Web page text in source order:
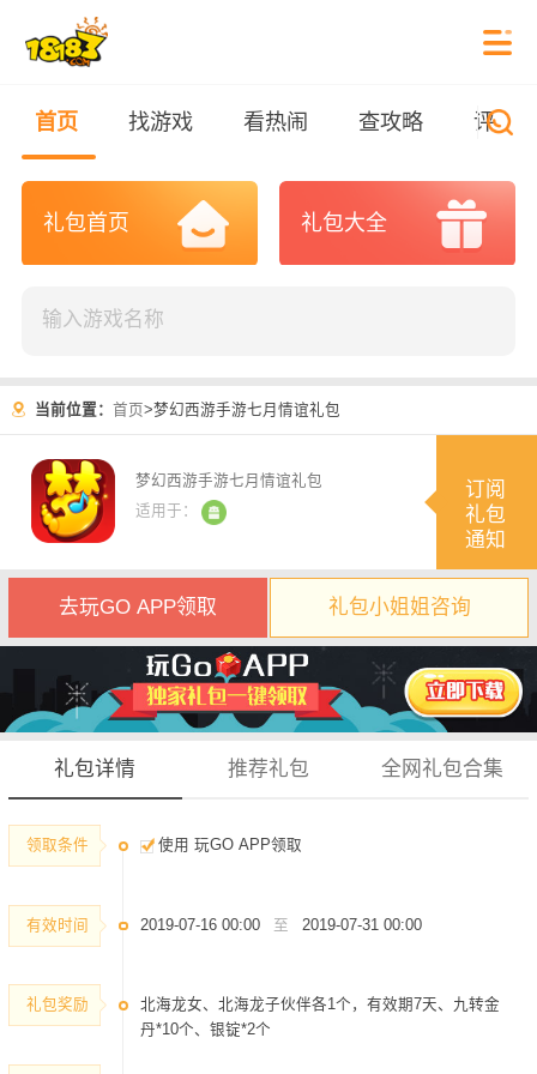
首页 找游戏 看热闹 查攻略 评测
礼包首页 礼包大全
当前位置：首页>梦幻西游手游七月情谊礼包
梦幻西游手游七月情谊礼包
适用于：
订阅
礼包
通知
去玩GO APP领取 礼包小姐姐咨询
礼包详情 推荐礼包 全网礼包合集
领取条件 使用 玩GO APP领取
有效时间 2019-07-16 00:00 至 2019-07-31 00:00
礼包奖励
北海龙女、北海龙子伙伴各1个，有效期7天、九转金
丹*10个、银锭*2个